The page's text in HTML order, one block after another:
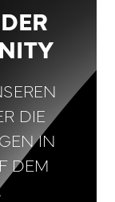
DIE
IN
DEM